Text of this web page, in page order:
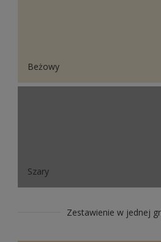
Beżowy
Szary
Zestawienie w jednej